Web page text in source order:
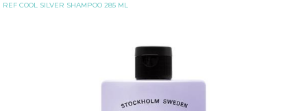
REF COOL SILVER SHAMPOO 285 ML